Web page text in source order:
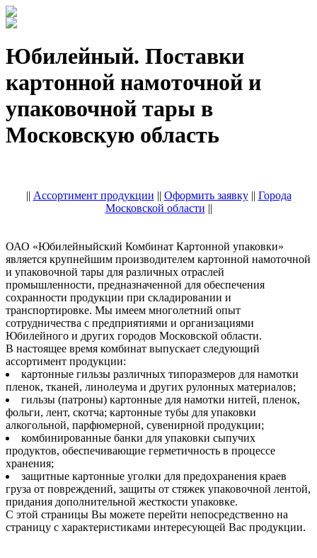
Юбилейный. Поставки
картонной намоточной и
упаковочной тары в
Московскую область
|| Ассортимент продукции || Оформить заявку|| Города
Московской области ||
ОАО «Юбилейныйский Комбинат Картонной упаковки»
является крупнейшим производителем картонной намоточной
и упаковочной тары для различных отраслей
промышленности, предназначенной для обеспечения
сохранности продукции при складировании и
транспортировке. Мы имеем многолетний опыт
сотрудничества с предприятиями и организациями
Юбилейного и других городов Московской области.
В настоящее время комбинат выпускает следующий
ассортимент продукции:
картонные гильзы различных типоразмеров для намотки
пленок, тканей, линолеума и других рулонных материалов;
гильзы (патроны) картонные для намотки нитей, пленок,
фольги, лент, скотча; картонные тубы для упаковки
алкогольной, парфюмерной, сувенирной продукции;
комбинированные банки для упаковки сыпучих
продуктов, обеспечивающие герметичность в процессе
хранения;
защитные картонные уголки для предохранения краев
груза от повреждений, защиты от стяжек упаковочной лентой,
придания дополнительной жесткости упаковке.
С этой страницы Вы можете перейти непосредственно на
страницу с характеристиками интересующей Вас продукции.